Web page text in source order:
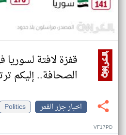
قفزة لافتة
الصحافة.. إليكم
اخبار جزر القمر
Politics
VF17PD